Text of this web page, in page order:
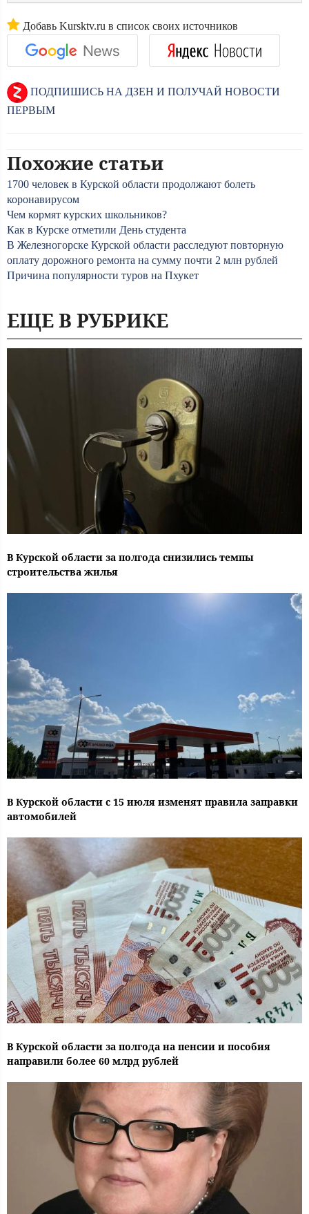
Добавь Kursktv.ru в список своих источников
ПОДПИШИСЬ НА ДЗЕН И ПОЛУЧАЙ НОВОСТИ
ПЕРВЫМ
Похожие статьи
1700 человек в Курской области продолжают болеть
коронавирусом
Чем кормят курских школьников?
Как в Курске отметили День студента
В Железногорске Курской области расследуют повторную
оплату дорожного ремонта на сумму почти 2 млн рублей
Причина популярности туров на Пхукет
ЕЩЕ В РУБРИКЕ
В Курской области за полгода снизились темпы
строительства жилья
В Курской области с 15 июля изменят правила заправки
автомобилей
В Курской области за полгода на пенсии и пособия
направили более 60 млрд рублей